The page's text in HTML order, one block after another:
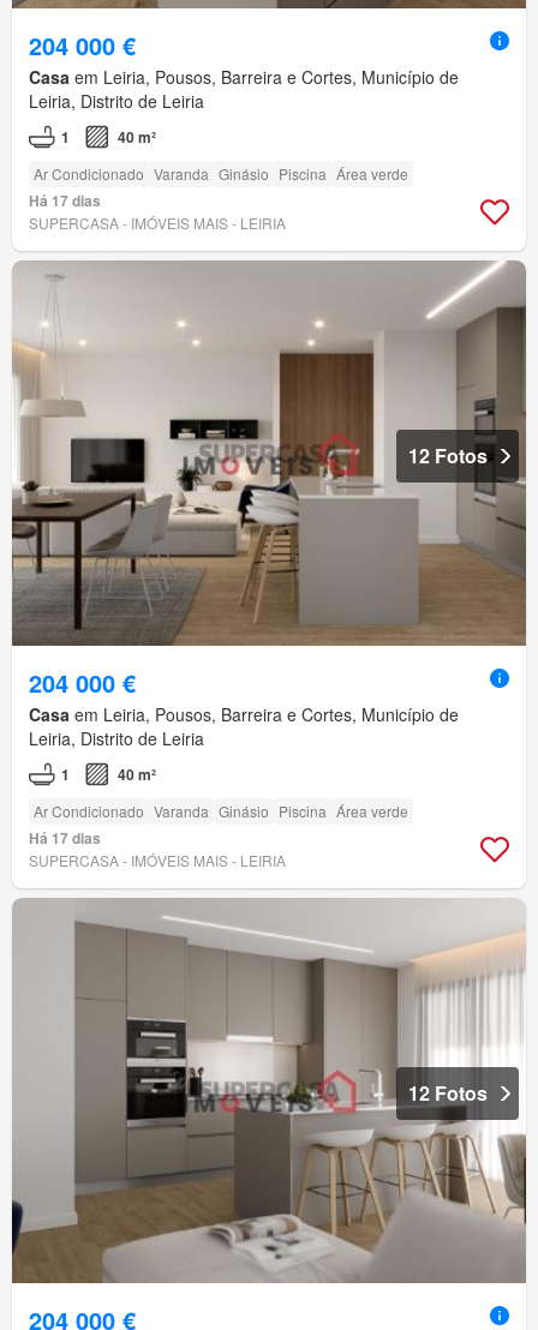
204 000 €
Casa em Leiria, Pousos, Barreira e Cortes, Município de
Leiria, Distrito de Leiria
1 40 m²
Ar Condicionado Varanda Ginásio Piscina Área verde
Há 17 dias
SUPERCASA - IMÓVEIS MAIS - LEIRIA
12 Fotos
204 000 €
Casa em Leiria, Pousos, Barreira e Cortes, Município de
Leiria, Distrito de Leiria
1 40 m²
Ar Condicionado Varanda Ginásio Piscina Área verde
Há 17 dias
SUPERCASA - IMÓVEIS MAIS - LEIRIA
12 Fotos
204 000 €